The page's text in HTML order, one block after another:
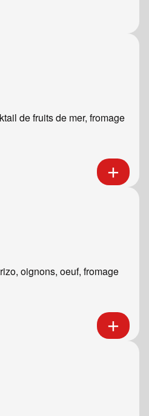
de fruits de mer, fromage
oignons, oeuf, fromage